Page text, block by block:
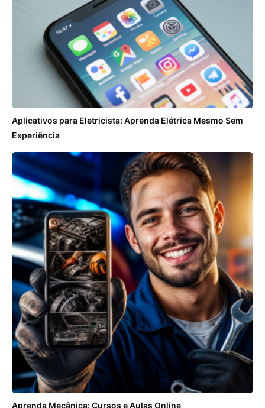
Aplicativos para Eletricista: Aprenda Elétrica Mesmo Sem
Experiência
Aprenda Mecânica: Cursos e Aulas Online